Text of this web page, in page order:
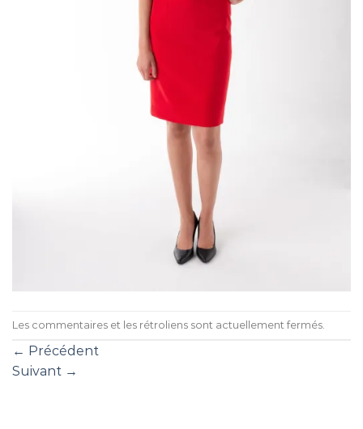
Les commentaires et les rétroliens sont actuellement fermés.
← Précédent
Suivant →